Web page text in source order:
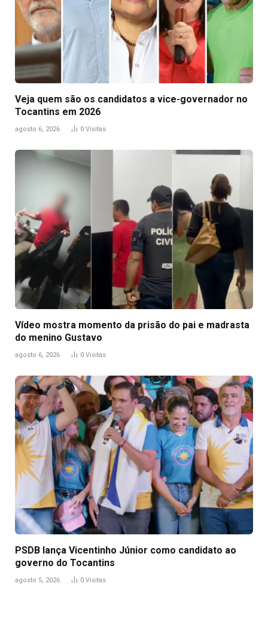
Veja quem são os candidatos a vice-governador no
Tocantins em 2026
agosto 6, 2026 0 Visitas
Vídeo mostra momento da prisão do pai e madrasta
do menino Gustavo
agosto 6, 2026 0 Visitas
PSDB lança Vicentinho Júnior como candidato ao
governo do Tocantins
agosto 5, 2026 0 Visitas